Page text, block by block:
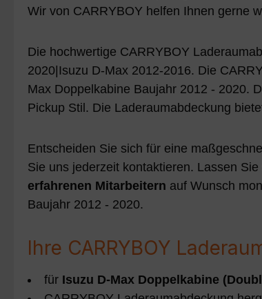
Wir von CARRYBOY helfen Ihnen gerne
Die hochwertige CARRYBOY
2020|Isuzu D-Max 2012-2016. Die
Max Doppelkabine Baujahr 2012 - 2020.
Pickup Stil. Die Laderaumabdeckung
Entscheiden Sie sich für eine
Sie uns jederzeit kontaktieren. Lassen
erfahrenen Mitarbeitern auf Wunsch
Baujahr 2012 - 2020.
Ihre CARRYBOY
für Isuzu D-Max Doppelkabine